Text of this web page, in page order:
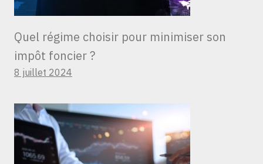
Quel régime choisir pour minimiser son
impôt foncier ?
8 juillet 2024